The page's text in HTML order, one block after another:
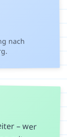
nach
– wer
mit
hat
dir ein
und
in
zu